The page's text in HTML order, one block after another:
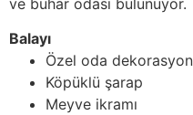
Balayı
Özel oda
Köpüklü şarap
Meyve ikramı